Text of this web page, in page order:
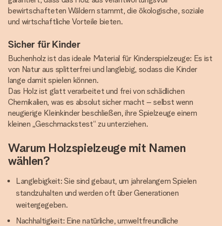
bewirtschafteten Wäldern stammt, die ökologische, soziale
und wirtschaftliche Vorteile bieten.
Sicher für Kinder
Buchenholz ist das ideale Material für Kinderspielzeuge: Es ist
von Natur aus splitterfrei und langlebig, sodass die Kinder
lange damit spielen können.
Das Holz ist glatt verarbeitet und frei von schädlichen
Chemikalien, was es absolut sicher macht – selbst wenn
neugierige Kleinkinder beschließen, ihre Spielzeuge einem
kleinen „Geschmackstest“ zu unterziehen.
Warum Holzspielzeuge mit Namen
wählen?
Langlebigkeit: Sie sind gebaut, um jahrelangem Spielen
standzuhalten und werden oft über Generationen
weitergegeben.
Nachhaltigkeit: Eine natürliche, umweltfreundliche